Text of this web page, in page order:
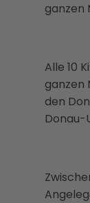
ganzen
Alle 10
ganzen
den
Donau-